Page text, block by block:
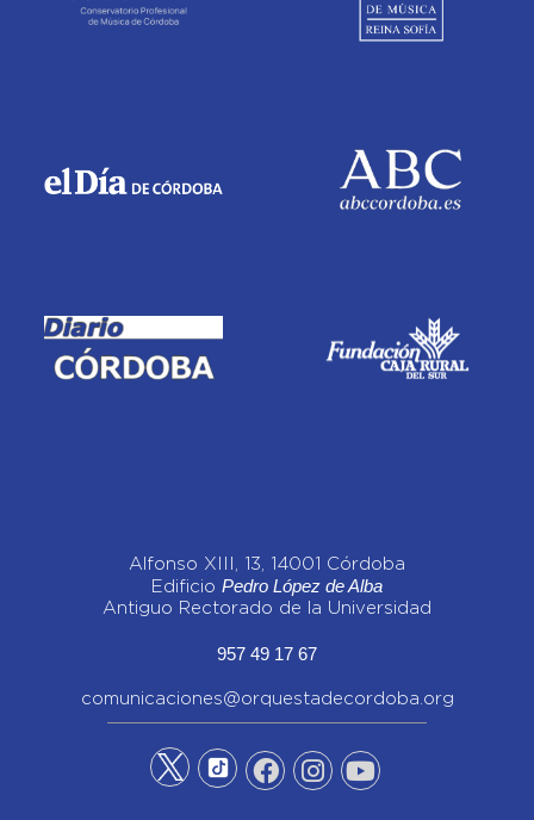
Alfonso XIII, 13, 14001 Córdoba
Edificio Pedro López de Alba
Antiguo Rectorado de la Universidad
957 49 17 67
comunicaciones@orquestadecordoba.org